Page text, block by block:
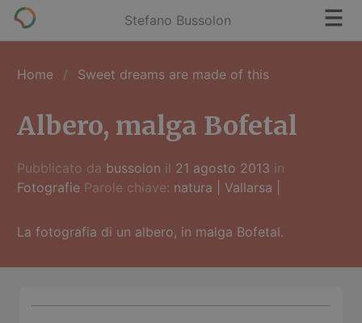
Stefano Bussolon
Home Sweet dreams are made of this
Albero, malga Bofetal
Pubblicato da bussolon il 21 agosto 2013 in
Fotografie Parole chiave: natura Vallarsa
La fotografia di un albero, in malga Bofetal.